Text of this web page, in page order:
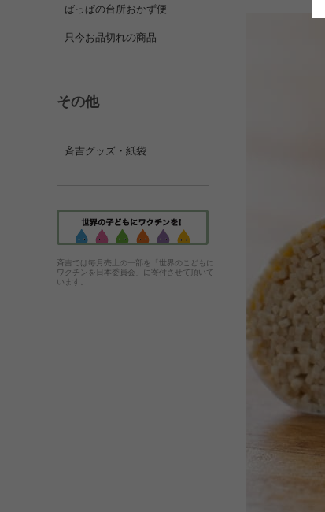
ばっぱの台所おかず便
只今お品切れの商品
その他
斉吉グッズ・紙袋
斉吉では毎月売上の一部を「世界のこどもに
ワクチンを日本委員会」に寄付させて頂いて
います。